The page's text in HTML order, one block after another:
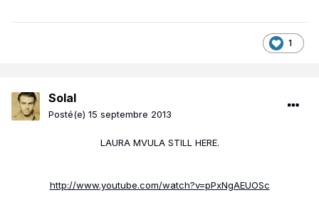
1
Solal
Posté(e) 15 septembre 2013
LAURA MVULA STILL HERE.
http://www.youtube.com/watch?v=pPxNgAEUOSc